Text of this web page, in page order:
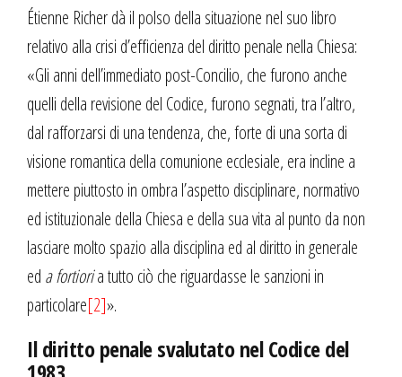
Étienne Richer dà il polso della situazione nel suo libro
relativo alla crisi d’efficienza del diritto penale nella Chiesa:
«Gli anni dell’immediato post-Concilio, che furono anche
quelli della revisione del Codice, furono segnati, tra l’altro,
dal rafforzarsi di una tendenza, che, forte di una sorta di
visione romantica della comunione ecclesiale, era incline a
mettere piuttosto in ombra l’aspetto disciplinare, normativo
ed istituzionale della Chiesa e della sua vita al punto da non
lasciare molto spazio alla disciplina ed al diritto in generale
ed a fortioria tutto ciò che riguardasse le sanzioni in
particolare[2]».
Il diritto penale svalutato nel Codice del